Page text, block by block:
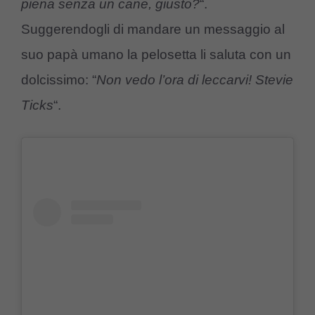
piena senza un cane, giusto?“.
Suggerendogli di mandare un messaggio al
suo papà umano la pelosetta li saluta con un
dolcissimo: “Non vedo l’ora di leccarvi! Stevie
Ticks“.